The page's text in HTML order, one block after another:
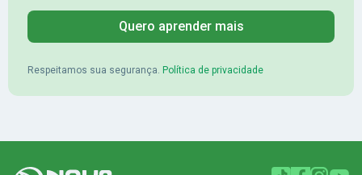
Quero aprender mais
Respeitamos sua segurança. Política de privacidade